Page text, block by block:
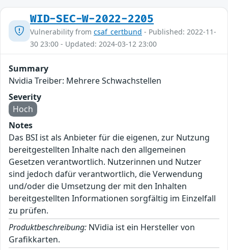
WID-SEC-W-2022-2205
Vulnerability from csaf_certbund - Published: 2022-11-
30 23:00 - Updated: 2024-03-12 23:00
Summary
Nvidia Treiber: Mehrere Schwachstellen
Severity
Hoch
Notes
Das BSI ist als Anbieter für die eigenen, zur Nutzung
bereitgestellten Inhalte nach den allgemeinen
Gesetzen verantwortlich. Nutzerinnen und Nutzer
sind jedoch dafür verantwortlich, die Verwendung
und/oder die Umsetzung der mit den Inhalten
bereitgestellten Informationen sorgfältig im Einzelfall
zu prüfen.
Produktbeschreibung: NVidia ist ein Hersteller von
Grafikkarten.